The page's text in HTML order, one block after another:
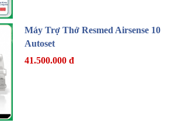
Máy Trợ Thở Resmed Airsense 10
Autoset
41.500.000 đ